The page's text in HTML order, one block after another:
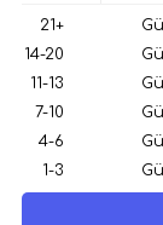
21+
14-20
11-13
7-10
4-6
1-3